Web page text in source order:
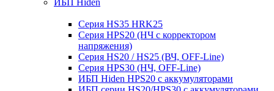
ИБП Hiden
Серия HS35 HRK25
Серия HPS20 (НЧ с корректором
напряжения)
Серия HS20 / HS25 (ВЧ, OFF-Line)
Серия HPS30 (НЧ, OFF-Line)
ИБП Hiden HPS20 с аккумуляторами